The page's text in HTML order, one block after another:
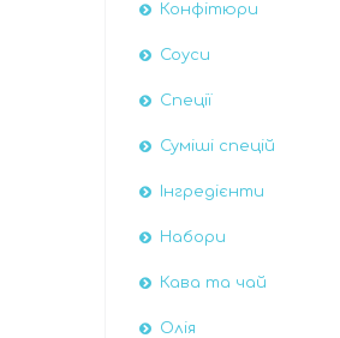
Конфітюри
Соуси
Спеції
Суміші спецій
Інгредієнти
Набори
Кава та чай
Олія